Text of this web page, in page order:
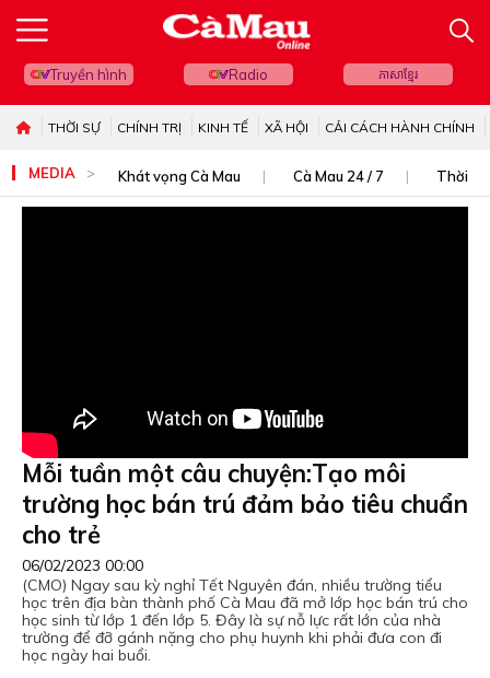
Truyền hình Radio ភាសាខ្មែរ
THỜI SỰ CHÍNH TRỊ KINH TẾ XÃ HỘI CẢI CÁCH HÀNH CHÍNH
MEDIA Khát vọng Cà Mau Cà Mau 24 / 7 Thời sự
Mỗi tuần một câu chuyện:Tạo môi
trường học bán trú đảm bảo tiêu chuẩn
cho trẻ
06/02/2023 00:00
(CMO) Ngay sau kỳ nghỉ Tết Nguyên đán, nhiều trường tiểu
học trên địa bàn thành phố Cà Mau đã mở lớp học bán trú cho
học sinh từ lớp 1 đến lớp 5. Đây là sự nỗ lực rất lớn của nhà
trường để đỡ gánh nặng cho phụ huynh khi phải đưa con đi
học ngày hai buổi.